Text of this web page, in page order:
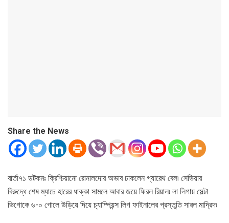
Share the News
বার্তা৭১ ডটকমঃ ক্রিশ্চিয়ানো রোনালদোর অভাব ঢাকলেন গ্যারেথ বেল৷ সেভিয়ার
বিরুদ্ধে শেষ ম্যাচে হারের ধাক্কা সামলে আবার জয়ে ফিরল রিয়াল৷ লা লিগায় সেল্টা
ভিগোকে ৬-০ গোলে উড়িয়ে দিয়ে চ্যাম্পিয়ন্স লিগ ফাইনালের প্রস্তুতি সারল মাদ্রিদ৷